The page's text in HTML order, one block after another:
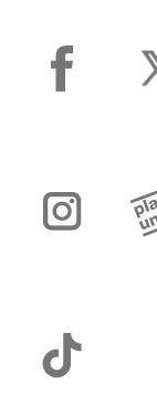
facebook